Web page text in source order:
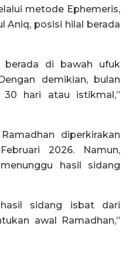
metode Ephemeris,
Aniq, posisi hilal berada
berada di bawah ufuk
demikian, bulan
30 hari atau istikmal,”
diperkirakan
2026. Namun,
hasil sidang
sidang isbat dari
awal Ramadhan,”